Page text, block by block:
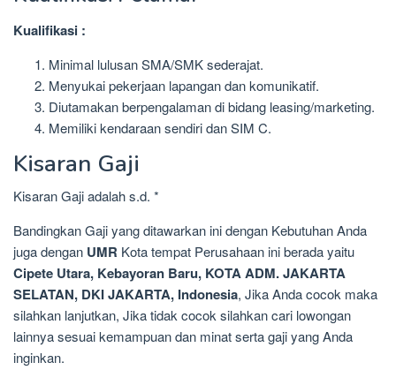
Kualifikasi :
Minimal lulusan SMA/SMK sederajat.
Menyukai pekerjaan lapangan dan komunikatif.
Diutamakan berpengalaman di bidang leasing/marketing.
Memiliki kendaraan sendiri dan SIM C.
Kisaran Gaji
Kisaran Gaji adalah s.d. *
Bandingkan Gaji yang ditawarkan ini dengan Kebutuhan Anda
juga dengan UMR Kota tempat Perusahaan ini berada yaitu
Cipete Utara, Kebayoran Baru, KOTA ADM. JAKARTA
SELATAN, DKI JAKARTA, Indonesia, Jika Anda cocok maka
silahkan lanjutkan, Jika tidak cocok silahkan cari lowongan
lainnya sesuai kemampuan dan minat serta gaji yang Anda
inginkan.